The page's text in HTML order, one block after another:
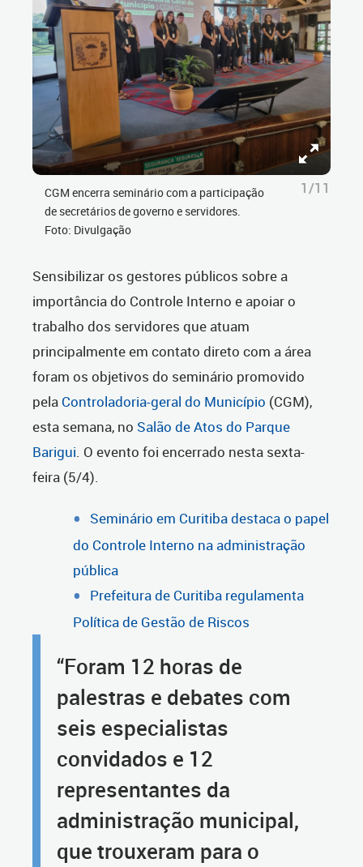
CGM encerra seminário com a participação
de secretários de governo e servidores.
Foto: Divulgação
1/11
Sensibilizar os gestores públicos sobre a
importância do Controle Interno e apoiar o
trabalho dos servidores que atuam
principalmente em contato direto com a área
foram os objetivos do seminário promovido
pela Controladoria-geral do Município (CGM),
esta semana, no Salão de Atos do Parque
Barigui. O evento foi encerrado nesta sexta-
feira (5/4).
Seminário em Curitiba destaca o papel
do Controle Interno na administração
pública
Prefeitura de Curitiba regulamenta
Política de Gestão de Riscos
“Foram 12 horas de
palestras e debates com
seis especialistas
convidados e 12
representantes da
administração municipal,
que trouxeram para o